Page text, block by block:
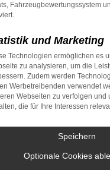
Fahrzeugbewertungssystem
und Marketing
Technologien ermöglichen es
zu analysieren, um die
Zudem werden
Werbetreibenden verwendet
Webseiten zu verfolgen und
die für Ihre Interessen
Speichern
Optionale Cookies